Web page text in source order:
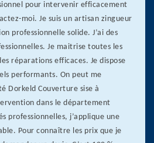
pour intervenir efficacement
moi. Je suis un artisan zingueur
professionnelle solide. J’ai des
Je maitrise toutes les
réparations efficaces. Je dispose
performants. On peut me
Dorkeld Couverture sise à
dans le département
professionnelles, j’applique une
Pour connaître les prix que je